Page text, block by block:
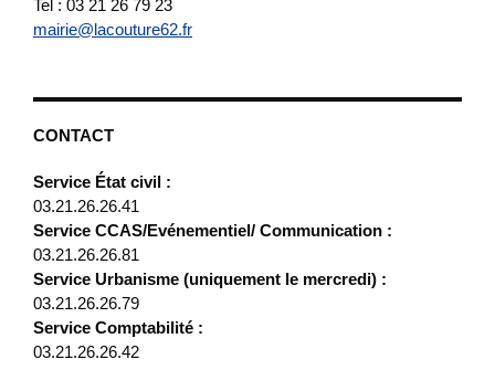
Tel : 03 21 26 79 23
mairie@lacouture62.fr
CONTACT
Service État civil :
03.21.26.26.41
Service CCAS/Evénementiel/ Communication :
03.21.26.26.81
Service Urbanisme (uniquement le mercredi) :
03.21.26.26.79
Service Comptabilité :
03.21.26.26.42